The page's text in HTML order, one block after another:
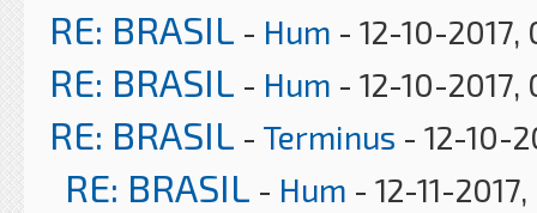
RE: BRASIL - Hum - 12-10-2017,
RE: BRASIL - Hum - 12-10-2017,
RE: BRASIL - Terminus - 12-10-
RE: BRASIL - Hum - 12-11-